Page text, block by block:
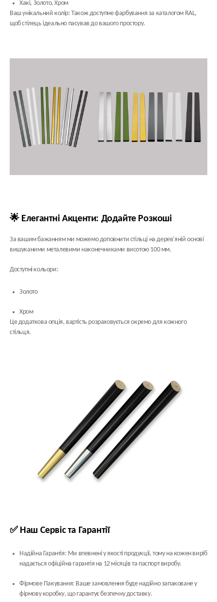
Хакі, Золото, Хром
Ваш унікальний колір: Також доступне фарбування за каталогом RAL,
щоб стілець ідеально пасував до вашого простору.
🌟 Елегантні Акценти: Додайте Розкоші
За вашим бажанням ми можемо доповнити стільці на дерев'яній основі
вишуканими металевими наконечниками висотою 100 мм.
Доступні кольори:
Золото
Хром
Це додаткова опція, вартість розраховується окремо для кожного
стільця.
✅ Наш Сервіс та Гарантії
Надійна Гарантія: Ми впевнені у якості продукції, тому на кожен виріб
надається офіційна гарантія на 12 місяців та паспорт виробу.
Фірмове Пакування: Ваше замовлення буде надійно запаковане у
фірмову коробку, що гарантує безпечну доставку.